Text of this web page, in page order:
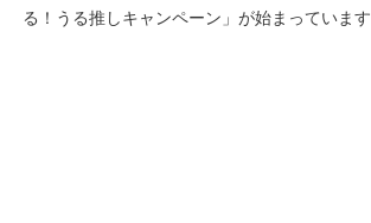
る！うる推しキャンペーン」が始まっています